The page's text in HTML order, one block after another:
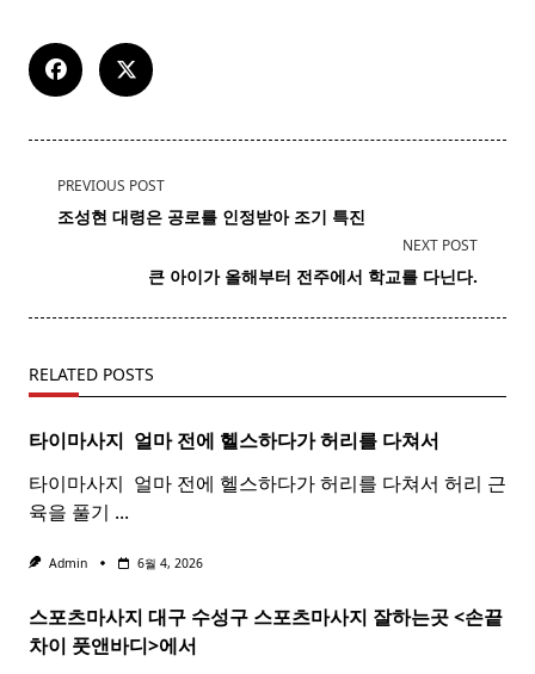
<span
class="nav-
text">Page</span>
PREVIOUS POST
조성현 대령은 공로를 인정받아 조기 특진
NEXT POST
큰 아이가 올해부터 전주에서 학교를 다닌다.
RELATED POSTS
타이마사지 ​ 얼마 전에 헬스하다가 허리를 다쳐서
타이마사지 ​ 얼마 전에 헬스하다가 허리를 다쳐서 허리 근
육을 풀기 ...
Admin 6월 4, 2026
스포츠마사지 대구 수성구 스포츠마사지 잘하는곳 <손끝
차이 풋앤바디>에서